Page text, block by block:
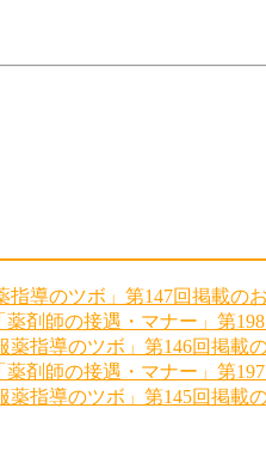
指導のツボ」第147回掲載の
剤師の接遇・マナー」第
指導のツボ」第146回掲載
剤師の接遇・マナー」第
指導のツボ」第145回掲載